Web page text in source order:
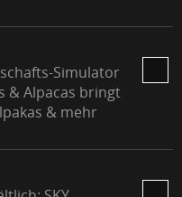
Simulator
& Alpacas bringt
& mehr